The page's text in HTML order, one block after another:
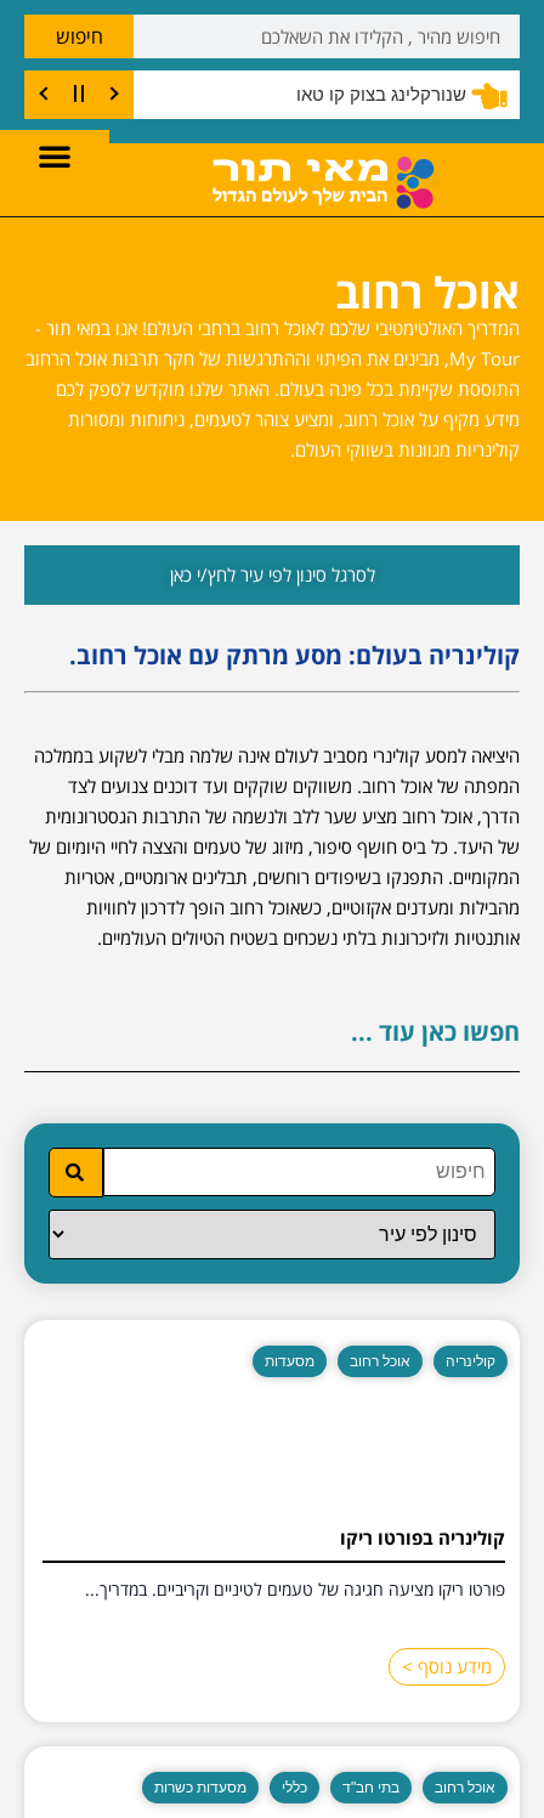
שנורקלינג בצוק קו טאו
חיפוש
אוכל רחוב
המדריך האולטימטיבי שלכם לאוכל רחוב ברחבי העולם! אנו במאי תור -
My Tour, מבינים את הפיתוי וההתרגשות של חקר תרבות אוכל הרחוב
התוססת שקיימת בכל פינה בעולם. האתר שלנו מוקדש לספק לכם
מידע מקיף על אוכל רחוב, ומציע צוהר לטעמים, ניחוחות ומסורות
קולינריות מגוונות בשווקי העולם.
לסרגל סינון לפי עיר לחץ/י כאן
קולינריה בעולם: מסע מרתק עם אוכל רחוב.
היציאה למסע קולינרי מסביב לעולם אינה שלמה מבלי לשקוע בממלכה
המפתה של אוכל רחוב. משווקים שוקקים ועד דוכנים צנועים לצד
הדרך, אוכל רחוב מציע שער ללב ולנשמה של התרבות הגסטרונומית
של היעד. כל ביס חושף סיפור, מיזוג של טעמים והצצה לחיי היומיום של
המקומיים. התפנקו בשיפודים רוחשים, תבלינים ארומטיים, אטריות
מהבילות ומעדנים אקזוטיים, כשאוכל רחוב הופך לדרכון לחוויות
אותנטיות ולזיכרונות בלתי נשכחים בשטיח הטיולים העולמיים.
חפשו כאן עוד ...
קולינריה אוכל רחוב מסעדות
קולינריה בפורטו ריקו
פורטו ריקו מציעה חגיגה של טעמים לטיניים וקריביים. במדריך...
מידע נוסף >
אוכל רחוב בתי חב"ד כללי מסעדות כשרות